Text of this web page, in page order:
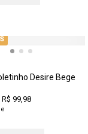
Desire Bege
R$ 99,98